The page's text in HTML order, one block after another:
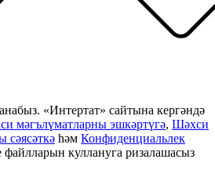
«Интертат» сайтына кергәндә
мәгълүматларны эшкәртүгә, Шәхси
сәясәткә һәм Конфиденциальлек
файлларын куллануга ризалашасыз